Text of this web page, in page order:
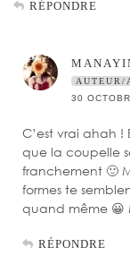
RÉPONDRE
AUTEUR/
30
C’est vrai ahah
que la coupelle
franchement 🙂
formes te
quand même 😀
RÉPONDRE